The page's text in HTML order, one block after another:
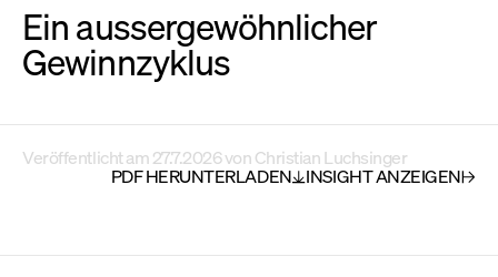
Ein aussergewöhnlicher
Gewinnzyklus
Veröffentlicht am27.7.2026vonChristian Luchsinger
PDF HERUNTERLADEN
INSIGHT ANZEIGEN